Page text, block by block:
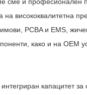
на висококвалитетна
PCBA и EMS,
како и на OEM
капацитет за